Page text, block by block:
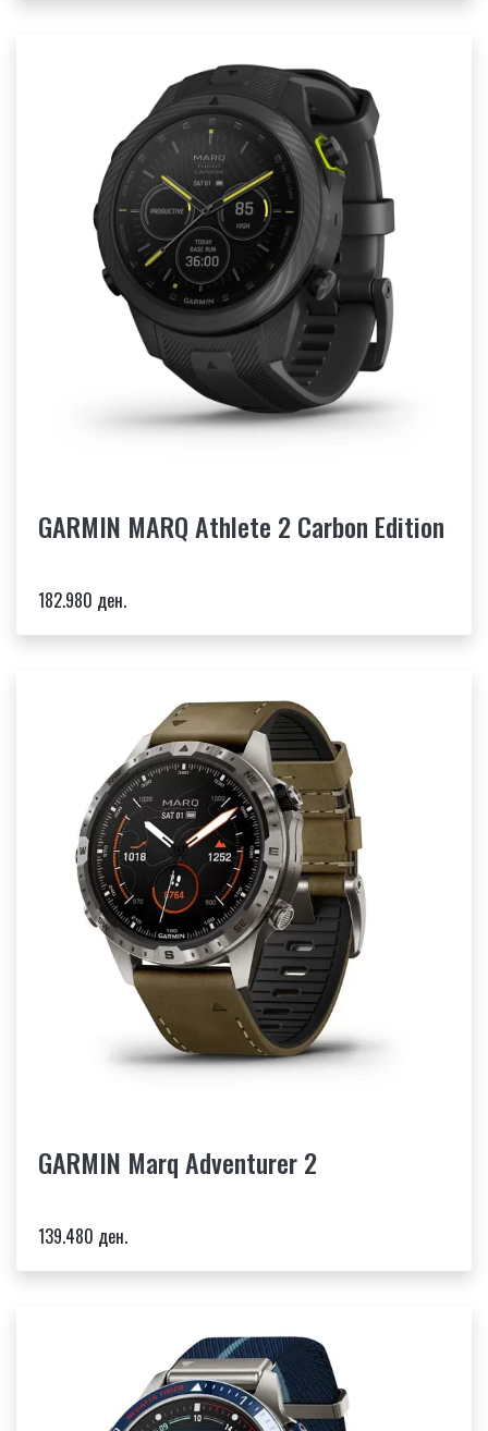
GARMIN MARQ Athlete 2 Carbon Edition
182.980 ден.
GARMIN Marq Adventurer 2
139.480 ден.